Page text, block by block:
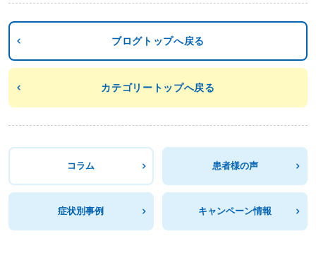
ブログトップへ戻る
カテゴリートップへ戻る
コラム 患者様の声
症状別事例 キャンペーン情報